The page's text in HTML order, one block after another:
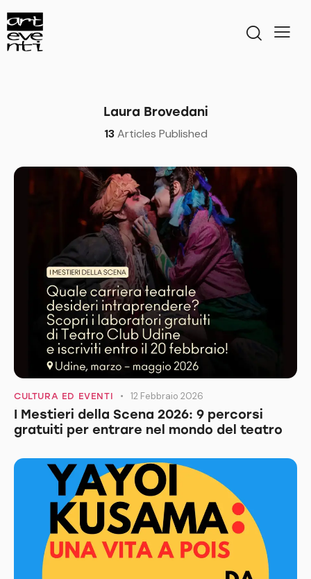
Laura Brovedani
13Articles Published
CULTURA ED EVENTI 12 Febbraio 2026
I Mestieri della Scena 2026: 9 percorsi
gratuiti per entrare nel mondo del teatro